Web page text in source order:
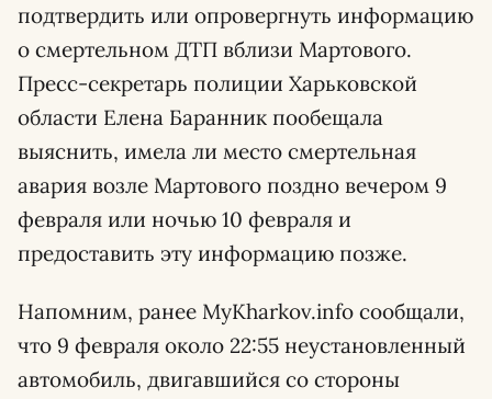
подтвердить или опровергнуть информацию
о смертельном ДТП вблизи Мартового.
Пресс-секретарь полиции Харьковской
области Елена Баранник пообещала
выяснить, имела ли место смертельная
авария возле Мартового поздно вечером 9
февраля или ночью 10 февраля и
предоставить эту информацию позже.
Напомним, ранее MyKharkov.info сообщали,
что 9 февраля около 22:55 неустановленный
автомобиль, двигавшийся со стороны